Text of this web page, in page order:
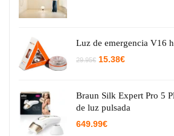
Luz de emergencia V16
29.95€ El
29.95€.
15.38€El
15.38€.
Braun Silk Expert Pro 5
de luz pulsada
649.99€